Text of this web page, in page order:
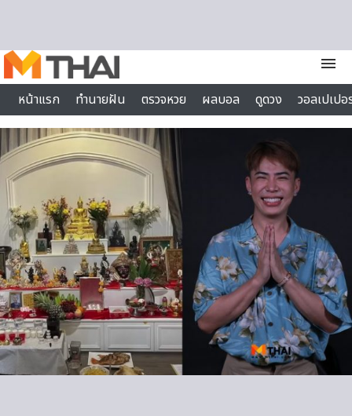
menu
หน้าแรก
ทำนายฝัน ตรวจหวย ผลบอล ดูดวง
วอลเปเป
ไลฟ์สไตล์